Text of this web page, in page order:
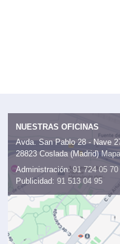
NUESTRAS OFICINAS
Avda. San Pablo 28 - Nave
28823 Coslada (Madrid) Mapa
Administración: 91 724 05 70
Publicidad: 91 513 04 95